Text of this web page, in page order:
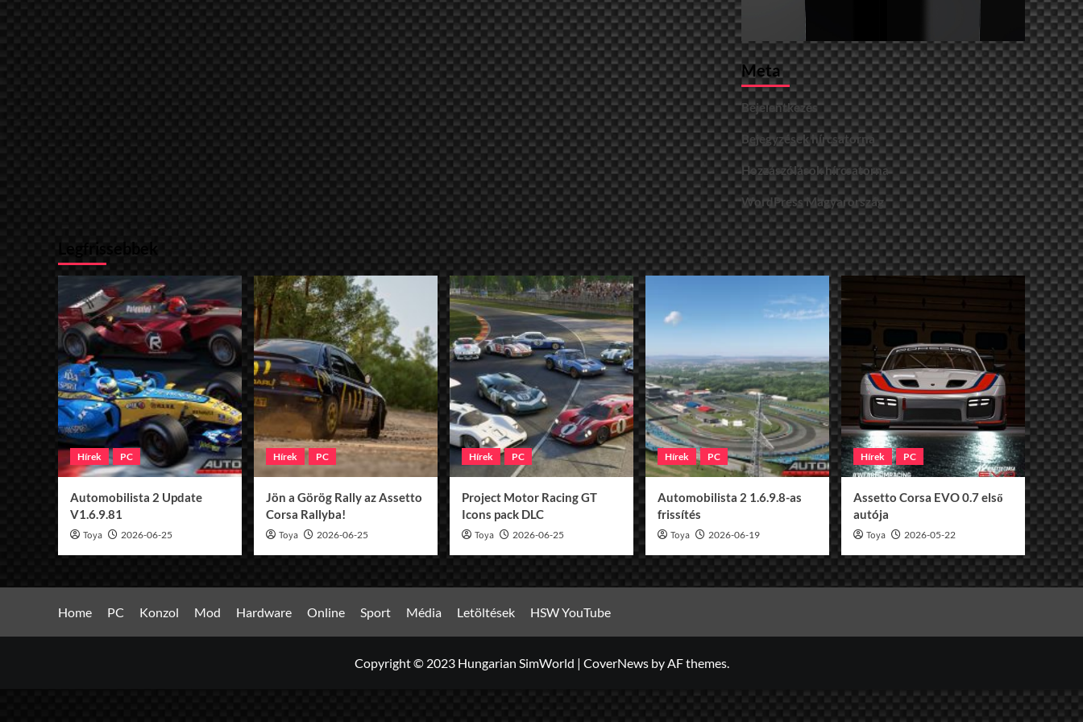
Meta
Bejelentkezés
Bejegyzések hírcsatorna
Hozzászólások hírcsatorna
WordPress Magyarország
Legfrissebbek
Hírek PC
Automobilista 2 Update
V1.6.9.81
Toya 2026-06-25
Hírek PC
Jön a Görög Rally az Assetto
Corsa Rallyba!
Toya 2026-06-25
Hírek PC
Project Motor Racing GT
Icons pack DLC
Toya 2026-06-25
Hírek PC
Automobilista 2 1.6.9.8-as
frissítés
Toya 2026-06-19
Hírek PC
Assetto Corsa EVO 0.7 első
autója
Toya 2026-05-22
Home PC Konzol Mod Hardware Online Sport Média Letöltések HSW YouTube
Copyright © 2023 Hungarian SimWorld | CoverNewsby AF themes.